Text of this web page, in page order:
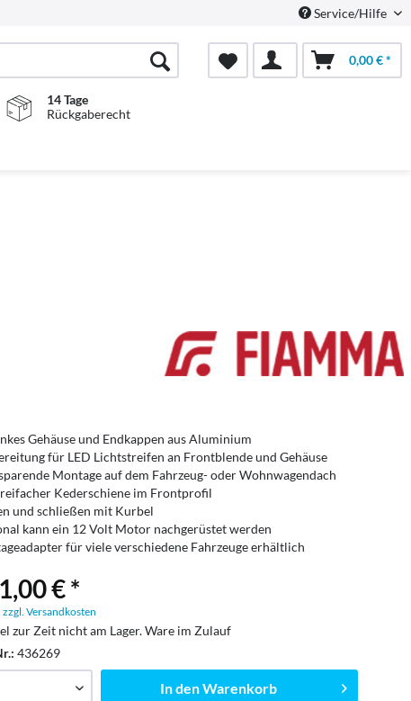
Service/Hilfe
0,00 € *
14 Tage
Rückgaberecht
Gehäuse und Endkappen aus Aluminium
für LED Lichtstreifen an Frontblende und Gehäuse
Montage auf dem Fahrzeug- oder Wohnwagendach
Kederschiene im Frontprofil
und schließen mit Kurbel
kann ein 12 Volt Motor nachgerüstet werden
für viele verschiedene Fahrzeuge erhältlich
€ *
zzgl. Versandkosten
zur Zeit nicht am Lager. Ware im Zulauf
436269
In denWarenkorb